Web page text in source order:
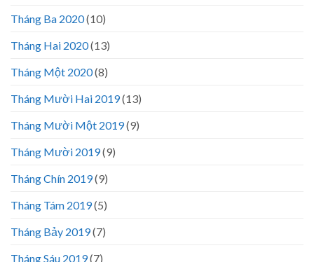
Tháng Ba 2020(10)
Tháng Hai 2020(13)
Tháng Một 2020(8)
Tháng Mười Hai 2019(13)
Tháng Mười Một 2019(9)
Tháng Mười 2019(9)
Tháng Chín 2019(9)
Tháng Tám 2019(5)
Tháng Bảy 2019(7)
Tháng Sáu 2019(7)